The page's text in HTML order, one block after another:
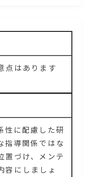
点はあります
性に配慮した研
指導関係ではな
置づけ、メンテ
容にしましょ